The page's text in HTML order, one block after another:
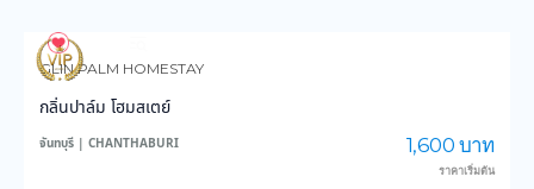
3,775
GLIN PALM HOMESTAY
กลิ่นปาล์ม โฮมสเตย์
จันทบุรี | CHANTHABURI 1,600 บาท
ราคาเริ่มต้น